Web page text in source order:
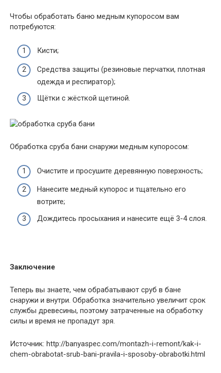
Чтобы обработать баню медным купоросом вам
потребуются:
Кисти;
Средства защиты (резиновые перчатки, плотная
одежда и респиратор);
Щётки с жёсткой щетиной.
Обработка сруба бани снаружи медным купоросом:
Очистите и просушите деревянную поверхность;
Нанесите медный купорос и тщательно его
вотрите;
Дождитесь просыхания и нанесите ещё 3-4 слоя.
Заключение
Теперь вы знаете, чем обрабатывают сруб в бане
снаружи и внутри. Обработка значительно увеличит срок
службы древесины, поэтому затраченные на обработку
силы и время не пропадут зря.
Источник: http://banyaspec.com/montazh-i-remont/kak-i-
chem-obrabotat-srub-bani-pravila-i-sposoby-obrabotki.html